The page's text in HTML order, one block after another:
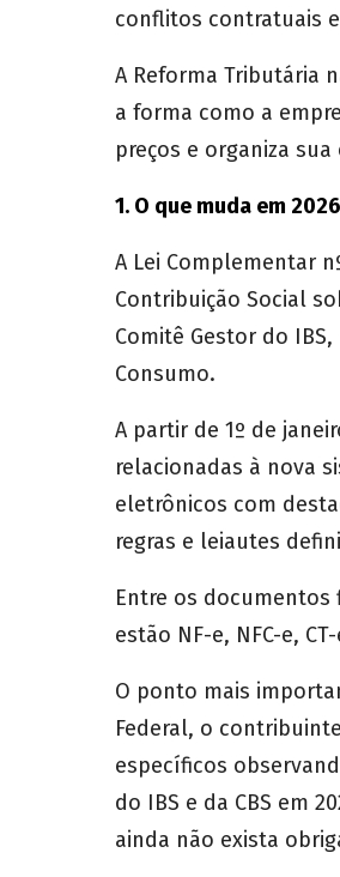
conflitos contratuais
A Reforma Tributária
a forma como a
preços e organiza sua
1. O que muda em
A Lei Complementar
Contribuição Social
Comitê Gestor do
Consumo.
A partir de 1º de
relacionadas à nova
eletrônicos com
regras e leiautes
Entre os documentos
estão NF-e, NFC-e,
O ponto mais
Federal, o
específicos
do IBS e da CBS em
ainda não exista